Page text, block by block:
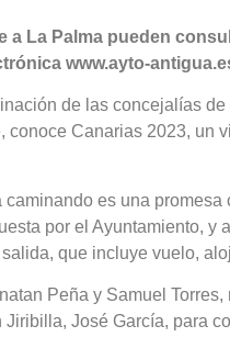
a La Palma pueden
www.ayto-
de las concejalías
conoce Canarias 2023, un
es una
por el Ayuntamiento, y
que incluye vuelo,
Peña y Samuel
José García, para